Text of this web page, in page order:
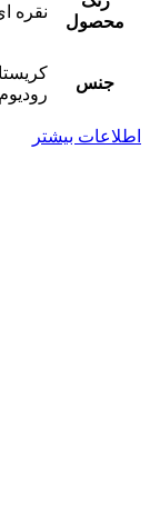
محصول
نقره
جنس
رودیوم
اطلاعات بیشتر